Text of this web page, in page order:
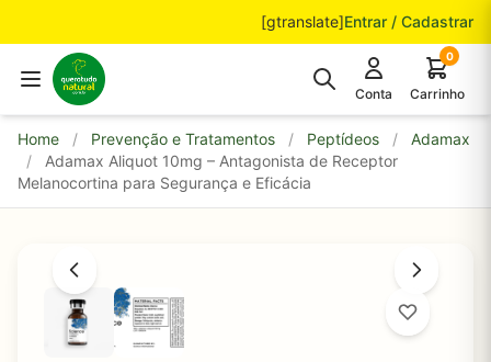
[gtranslate]Entrar / Cadastrar
Conta
0
Carrinho
Home / Prevenção e Tratamentos / Peptídeos /
Adamax
/
Adamax Aliquot 10mg – Antagonista de Receptor
Melanocortina para Segurança e Eficácia